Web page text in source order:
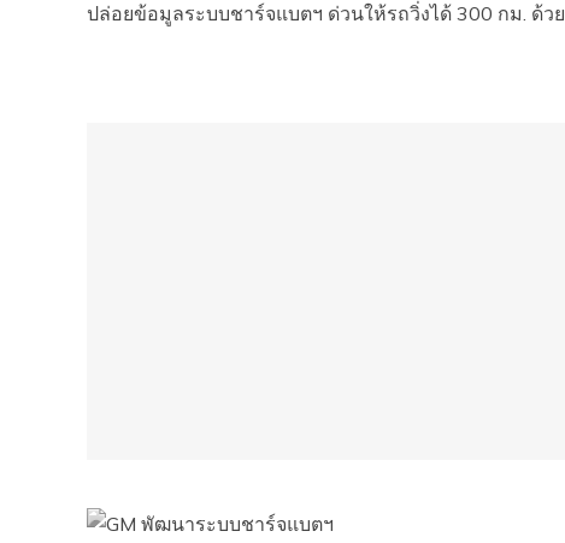
ปล่อยข้อมูลระบบชาร์จแบตฯ ด่วนให้รถวิ่งได้ 300 กม. ด้ว